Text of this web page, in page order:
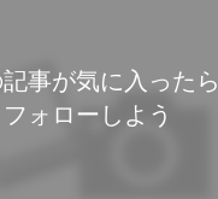
事が気に入ったら
フォローしよう